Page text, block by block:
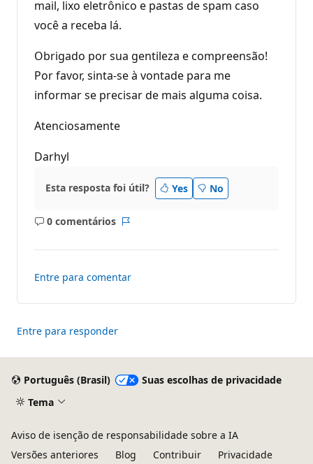
mail, lixo eletrônico e pastas de spam caso
você a receba lá.
Obrigado por sua gentileza e compreensão!
Por favor, sinta-se à vontade para me
informar se precisar de mais alguma coisa.
Atenciosamente
Darhyl
Esta resposta foi útil? Yes No
0 comentários
Sem
Entre para comentar
Entre para responder
Português (Brasil)
Suas escolhas de privacidade
Tema
Aviso de isenção de responsabilidade sobre a IA
Versões anteriores
Blog Contribuir Privacidade